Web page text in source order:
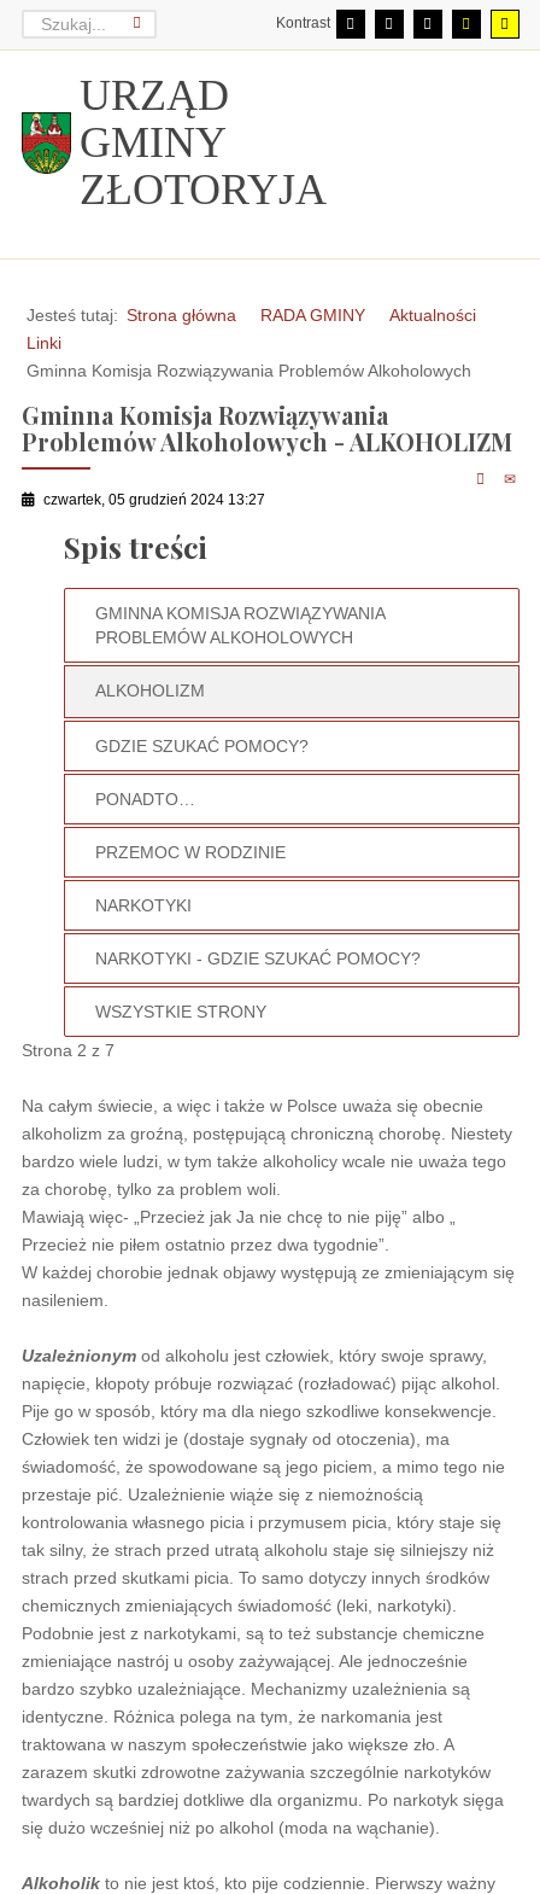
Kontrast
URZĄD
GMINY
ZŁOTORYJA
Jesteś tutaj: Strona główna RADA GMINY
Aktualności
Linki
Gminna Komisja Rozwiązywania Problemów Alkoholowych
Gminna Komisja Rozwiązywania
Problemów Alkoholowych - ALKOHOLIZM
czwartek, 05 grudzień 2024 13:27
Spis treści
GMINNA KOMISJA ROZWIĄZYWANIA
PROBLEMÓW ALKOHOLOWYCH
ALKOHOLIZM
GDZIE SZUKAĆ POMOCY?
PONADTO…
PRZEMOC W RODZINIE
NARKOTYKI
NARKOTYKI - GDZIE SZUKAĆ POMOCY?
WSZYSTKIE STRONY
Strona 2 z 7
Na całym świecie, a więc i także w Polsce uważa się obecnie
alkoholizm za groźną, postępującą chroniczną chorobę. Niestety
bardzo wiele ludzi, w tym także alkoholicy wcale nie uważa tego
za chorobę, tylko za problem woli.
Mawiają więc- „Przecież jak Ja nie chcę to nie piję” albo „
Przecież nie piłem ostatnio przez dwa tygodnie”.
W każdej chorobie jednak objawy występują ze zmieniającym się
nasileniem.
Uzależnionymod alkoholu jest człowiek, który swoje sprawy,
napięcie, kłopoty próbuje rozwiązać (rozładować) pijąc alkohol.
Pije go w sposób, który ma dla niego szkodliwe konsekwencje.
Człowiek ten widzi je (dostaje sygnały od otoczenia), ma
świadomość, że spowodowane są jego piciem, a mimo tego nie
przestaje pić. Uzależnienie wiąże się z niemożnością
kontrolowania własnego picia i przymusem picia, który staje się
tak silny, że strach przed utratą alkoholu staje się silniejszy niż
strach przed skutkami picia. To samo dotyczy innych środków
chemicznych zmieniających świadomość (leki, narkotyki).
Podobnie jest z narkotykami, są to też substancje chemiczne
zmieniające nastrój u osoby zażywającej. Ale jednocześnie
bardzo szybko uzależniające. Mechanizmy uzależnienia są
identyczne. Różnica polega na tym, że narkomania jest
traktowana w naszym społeczeństwie jako większe zło. A
zarazem skutki zdrowotne zażywania szczególnie narkotyków
twardych są bardziej dotkliwe dla organizmu. Po narkotyk sięga
się dużo wcześniej niż po alkohol (moda na wąchanie).
Alkoholikto nie jest ktoś, kto pije codziennie. Pierwszy ważny